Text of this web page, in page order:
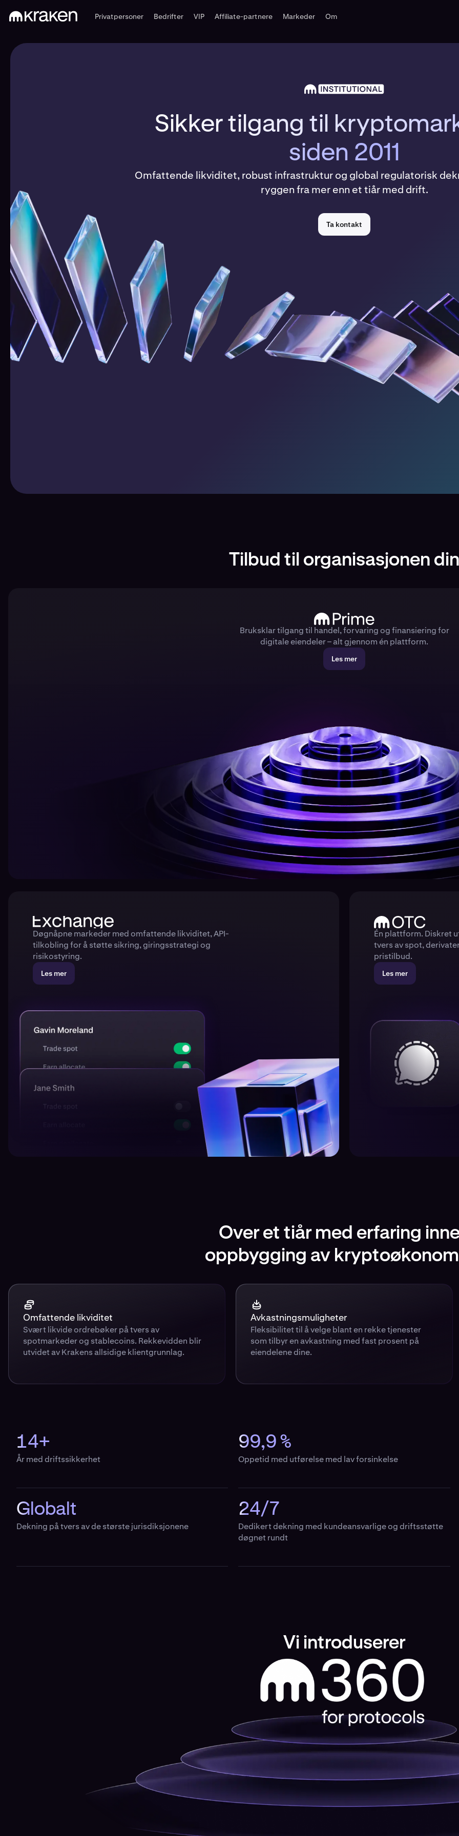
Privatpersoner Bedrifter VIP Affiliate-partnere Markeder Om
Sikker tilgang til
siden 2011
Omfattende likviditet, robust infrastruktur og global regulatorisk
ryggen fra mer enn et tiår med drift.
Ta kontakt
Tilbud til organisasjonen din
Bruksklar tilgang til handel, forvaring og finansiering for
digitale eiendeler – alt gjennom én plattform.
Les mer
Døgnåpne markeder med omfattende likviditet, API-
tilkobling for å støtte sikring, giringsstrategi og
risikostyring.
Les mer
Én plattform. Diskret
tvers av spot,
pristilbud.
Les mer
Over et tiår med erfaring
oppbygging av
Omfattende likviditet
Svært likvide ordrebøker på tvers av
spotmarkeder og stablecoins. Rekkevidden blir
utvidet av Krakens allsidige klientgrunnlag.
Avkastningsmuligheter
Fleksibilitet til å velge blant en rekke tjenester
som tilbyr en avkastning med fast prosent på
eiendelene dine.
14+
År med driftssikkerhet
99,9 %
Oppetid med utførelse med lav forsinkelse
Globalt
Dekning på tvers av de største jurisdiksjonene
24/7
Dedikert dekning med kundeansvarlige og driftsstøtte
døgnet rundt
Vi introduserer